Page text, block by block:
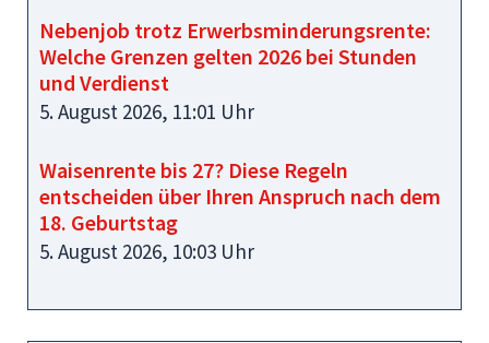
Nebenjob trotz Erwerbsminderungsrente:
Welche Grenzen gelten 2026 bei Stunden
und Verdienst
5. August 2026, 11:01 Uhr
Waisenrente bis 27? Diese Regeln
entscheiden über Ihren Anspruch nach dem
18. Geburtstag
5. August 2026, 10:03 Uhr